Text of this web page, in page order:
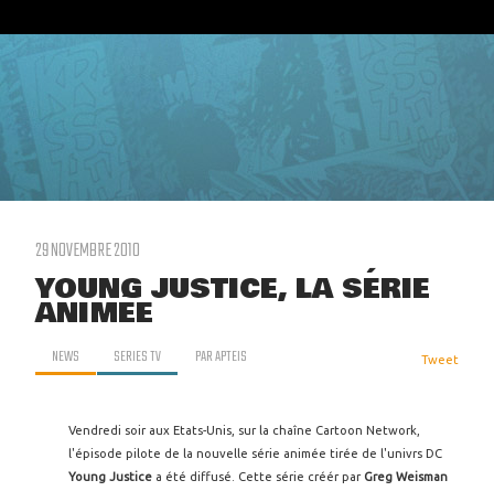
29 NOVEMBRE 2010
YOUNG JUSTICE, LA SÉRIE
ANIMÉE
NEWS SERIES TV PARAPTEIS Tweet
Vendredi soir aux Etats-Unis, sur la chaîne Cartoon Network,
l'épisode pilote de la nouvelle série animée tirée de l'univrs DC
Young Justice a été diffusé. Cette série créér par Greg Weisman